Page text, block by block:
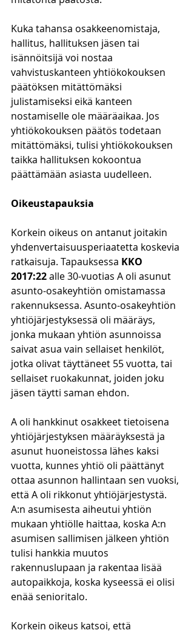
Kuka tahansa osakkeenomistaja,
hallitus, hallituksen jäsen tai
isännöitsijä voi nostaa
vahvistuskanteen yhtiökokouksen
päätöksen mitättömäksi
julistamiseksi eikä kanteen
nostamiselle ole määräaikaa. Jos
yhtiökokouksen päätös todetaan
mitättömäksi, tulisi yhtiökokouksen
taikka hallituksen kokoontua
päättämään asiasta uudelleen.
Oikeustapauksia
Korkein oikeus on antanut joitakin
yhdenvertaisuusperiaatetta koskevia
ratkaisuja. Tapauksessa KKO
2017:22 alle 30-vuotias A oli asunut
asunto-osakeyhtiön omistamassa
rakennuksessa. Asunto-osakeyhtiön
yhtiöjärjestyksessä oli määräys,
jonka mukaan yhtiön asunnoissa
saivat asua vain sellaiset henkilöt,
jotka olivat täyttäneet 55 vuotta, tai
sellaiset ruokakunnat, joiden joku
jäsen täytti saman ehdon.
A oli hankkinut osakkeet tietoisena
yhtiöjärjestyksen määräyksestä ja
asunut huoneistossa lähes kaksi
vuotta, kunnes yhtiö oli päättänyt
ottaa asunnon hallintaan sen vuoksi,
että A oli rikkonut yhtiöjärjestystä.
A:n asumisesta aiheutui yhtiön
mukaan yhtiölle haittaa, koska A:n
asumisen sallimisen jälkeen yhtiön
tulisi hankkia muutos
rakennuslupaan ja rakentaa lisää
autopaikkoja, koska kyseessä ei olisi
enää senioritalo.
Korkein oikeus katsoi, että